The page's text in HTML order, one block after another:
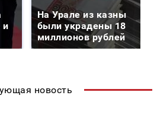
и
На Урале из казны
были украдены 18
миллионов рублей
новость